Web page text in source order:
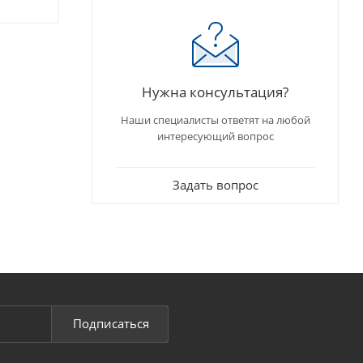
Нужна консультация?
Наши специалисты ответят на любой
интересующий вопрос
Задать вопрос
Подписаться